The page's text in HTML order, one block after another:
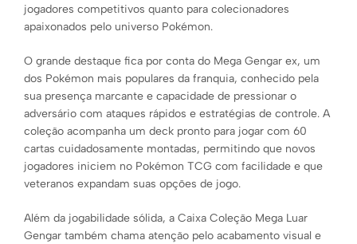
jogadores competitivos quanto para colecionadores
apaixonados pelo universo Pokémon.
O grande destaque fica por conta do Mega Gengar ex, um
dos Pokémon mais populares da franquia, conhecido pela
sua presença marcante e capacidade de pressionar o
adversário com ataques rápidos e estratégias de controle. A
coleção acompanha um deck pronto para jogar com 60
cartas cuidadosamente montadas, permitindo que novos
jogadores iniciem no Pokémon TCG com facilidade e que
veteranos expandam suas opções de jogo.
Além da jogabilidade sólida, a Caixa Coleção Mega Luar
Gengar também chama atenção pelo acabamento visual e